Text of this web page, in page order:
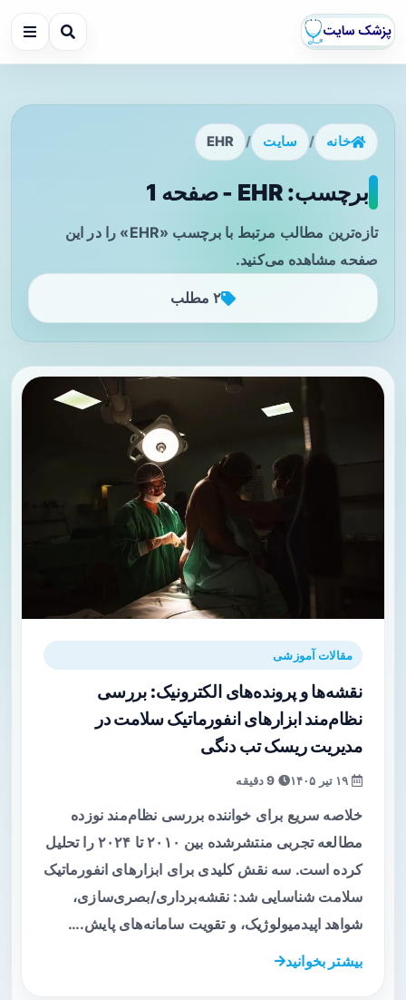
خانه / سایت /
EHR
برچسب: EHR - صفحه 1
تازه‌ترین مطالب مرتبط با برچسب «EHR» را در این
صفحه مشاهده می‌کنید.
۲ مطلب
مقالات آموزشی
نقشه‌ها و پرونده‌های الکترونیک: بررسی
نظام‌مند ابزارهای انفورماتیک سلامت در
مدیریت ریسک تب دنگی
خلاصه سریع برای خواننده بررسی نظام‌مند نوزده
مطالعه تجربی منتشرشده بین ۲۰۱۰ تا ۲۰۲۴ را تحلیل
کرده است. سه نقش کلیدی برای ابزارهای انفورماتیک
سلامت شناسایی شد: نقشه‌برداری/بصری‌سازی،
شواهد اپیدمیولوژیک، و تقویت سامانه‌های پایش.…
بیشتر بخوانید